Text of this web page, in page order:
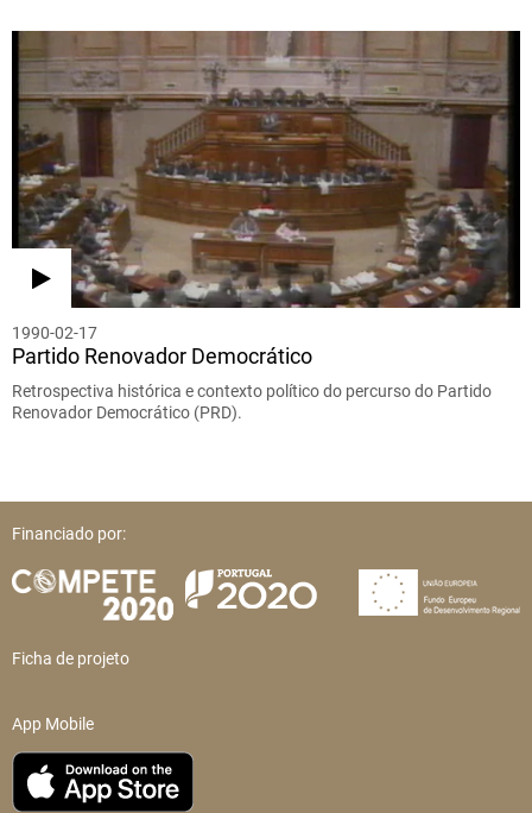
1990-02-17
Partido Renovador Democrático
Retrospectiva histórica e contexto político do percurso do Partido
Renovador Democrático (PRD).
Financiado por:
Ficha de projeto
App Mobile